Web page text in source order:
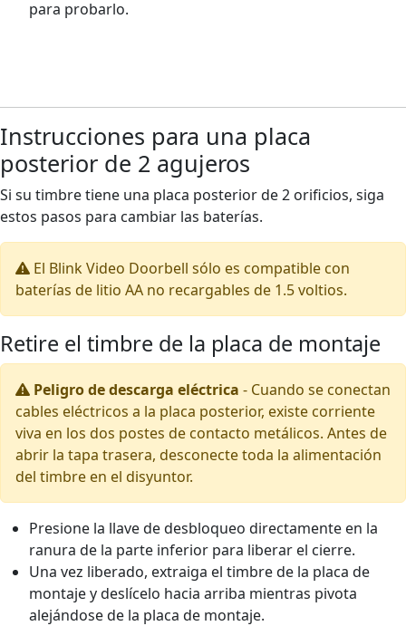
para probarlo.
Instrucciones para una placa
posterior de 2 agujeros
Si su timbre tiene una placa posterior de 2 orificios, siga
estos pasos para cambiar las baterías.
El Blink Video Doorbell sólo es compatible con
baterías de litio AA no recargables de 1.5 voltios.
Retire el timbre de la placa de montaje
Peligro de descarga eléctrica - Cuando se conectan
cables eléctricos a la placa posterior, existe corriente
viva en los dos postes de contacto metálicos. Antes de
abrir la tapa trasera, desconecte toda la alimentación
del timbre en el disyuntor.
Presione la llave de desbloqueo directamente en la
ranura de la parte inferior para liberar el cierre.
Una vez liberado, extraiga el timbre de la placa de
montaje y deslícelo hacia arriba mientras pivota
alejándose de la placa de montaje.